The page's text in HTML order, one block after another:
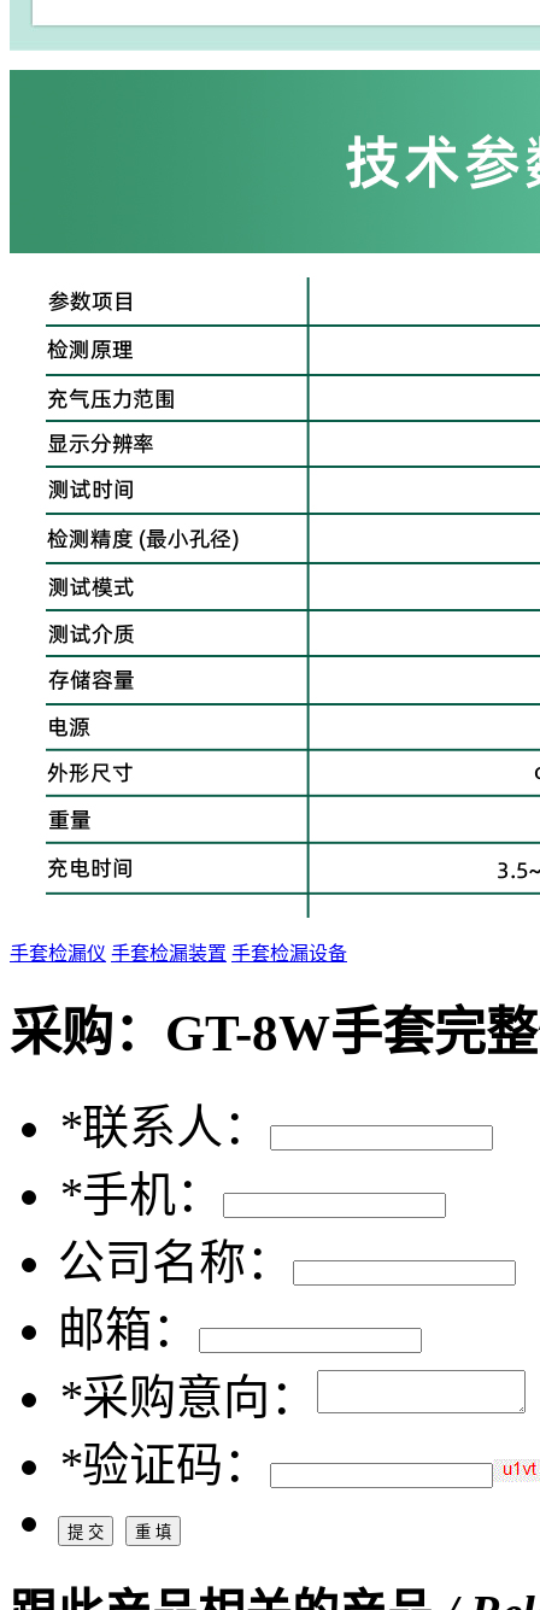
手套检漏仪 手套检漏装置 手套检漏设备
采购： GT-8W手套完
*联系人：
*手机：
公司名称：
邮箱：
*采购意向：
*验证码：